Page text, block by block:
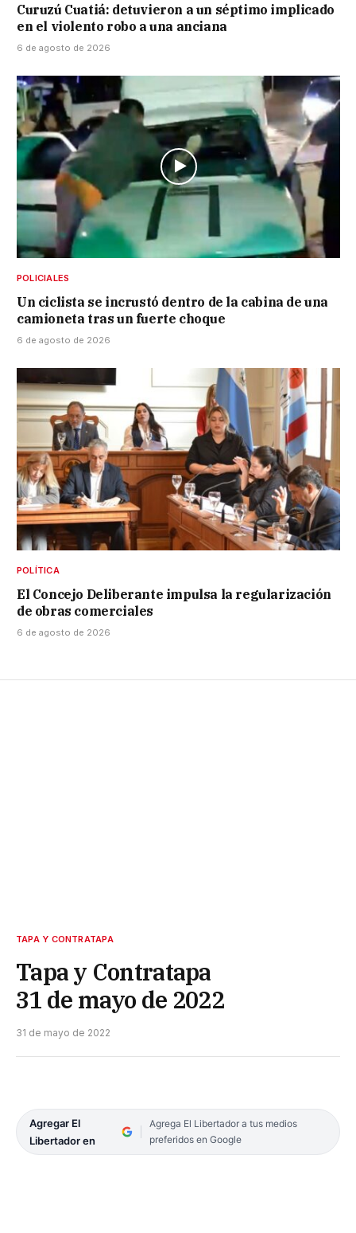
Curuzú Cuatiá: detuvieron a un séptimo implicado
en el violento robo a una anciana
6 de agosto de 2026
POLICIALES
Un ciclista se incrustó dentro de la cabina de una
camioneta tras un fuerte choque
6 de agosto de 2026
POLÍTICA
El Concejo Deliberante impulsa la regularización
de obras comerciales
6 de agosto de 2026
TAPA Y CONTRATAPA
Tapa y Contratapa
31 de mayo de 2022
31 de mayo de 2022
Agregar El
Libertador en
Agrega El Libertador a tus medios
preferidos en Google